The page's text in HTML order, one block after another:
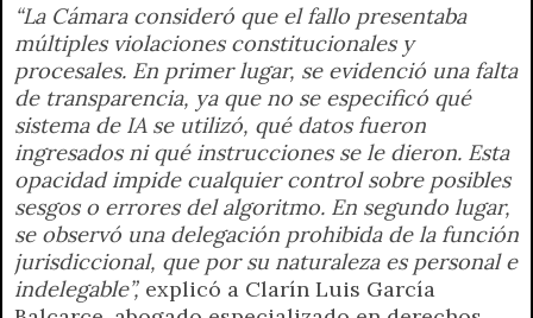
“La Cámara consideró que el fallo presentaba
múltiples violaciones constitucionales y
procesales. En primer lugar, se evidenció una falta
de transparencia, ya que no se especificó qué
sistema de IA se utilizó, qué datos fueron
ingresados ni qué instrucciones se le dieron. Esta
opacidad impide cualquier control sobre posibles
sesgos o errores del algoritmo. En segundo lugar,
se observó una delegación prohibida de la función
jurisdiccional, que por su naturaleza es personal e
indelegable”, explicó a Clarín Luis García